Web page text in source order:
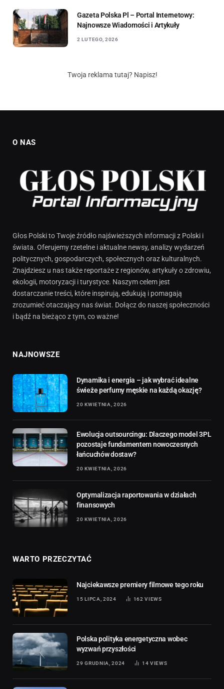
Gazeta Polska Pl – Portal Internetowy:
Najnowsze Wiadomości i Artykuły
2 LUTEGO, 2026
Twoja reklama tutaj? Napisz!
O NAS
Głos Polski to Twoje źródło najświeższych informacji z Polski i
świata. Oferujemy rzetelne i aktualne newsy, analizy wydarzeń
politycznych, gospodarczych, społecznych oraz kulturalnych.
Znajdziesz u nas także reportaże z regionów, artykuły o zdrowiu,
ekologii, motoryzacji i turystyce. Naszym celem jest
dostarczanie treści, które inspirują, edukują i pomagają
zrozumieć otaczający nas świat. Dołącz do naszej społeczności
i bądź na bieżąco z tym, co ważne!
NAJNOWSZE
Dynamika i energia – jak wybrać idealne
świeże perfumy męskie na każdą okazję?
20 KWIETNIA, 2026
Ewolucja outsourcingu: Dlaczego model 3PL
pozostaje fundamentem nowoczesnych
łańcuchów dostaw?
20 KWIETNIA, 2026
Optymalizacja raportowania w działach
finansowych
20 KWIETNIA, 2026
WARTO PRZECZYTAĆ
Najciekawsze premiery filmowe tego roku
15 LIPCA, 2024 162VIEWS
Polska polityka energetyczna wobec
wyzwań przyszłości
29 GRUDNIA, 2024 14VIEWS